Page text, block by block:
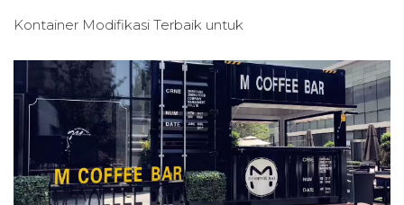
Kontainer Modifikasi Terbaik untuk